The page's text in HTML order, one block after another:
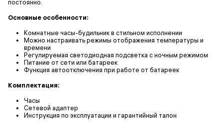
постоянно.
Основные особенности:
Комнатные часы-будильник в стильном исполнении
Можно настраивать режимы отображения температуры и
времени
Регулируемая светодиодная подсветка с ночным режимом
Питание от сети или батареек
Функция автоотключения при работе от батареек
Комплектация:
Часы
Сетевой адаптер
Инструкция по эксплуатации и гарантийный талон